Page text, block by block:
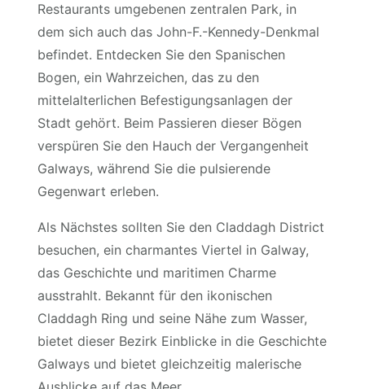
Restaurants umgebenen zentralen Park, in
dem sich auch das John-F.-Kennedy-Denkmal
befindet. Entdecken Sie den Spanischen
Bogen, ein Wahrzeichen, das zu den
mittelalterlichen Befestigungsanlagen der
Stadt gehört. Beim Passieren dieser Bögen
verspüren Sie den Hauch der Vergangenheit
Galways, während Sie die pulsierende
Gegenwart erleben.
Als Nächstes sollten Sie den Claddagh District
besuchen, ein charmantes Viertel in Galway,
das Geschichte und maritimen Charme
ausstrahlt. Bekannt für den ikonischen
Claddagh Ring und seine Nähe zum Wasser,
bietet dieser Bezirk Einblicke in die Geschichte
Galways und bietet gleichzeitig malerische